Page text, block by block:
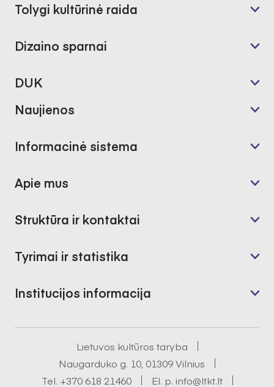
Tolygi kultūrinė raida
Dizaino sparnai
DUK
Naujienos
Informacinė sistema
Apie mus
Struktūra ir kontaktai
Tyrimai ir statistika
Institucijos informacija
Lietuvos kultūros taryba
Naugarduko g. 10, 01309 Vilnius
Tel. +370 618 21460 El. p. info@ltkt.lt